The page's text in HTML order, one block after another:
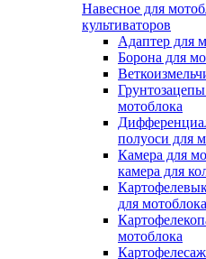
Навесное для
культиваторов
Адаптер для
Борона для
мотоблока
полуоси для
Камера для
камера для
для мотоблока
мотоблока